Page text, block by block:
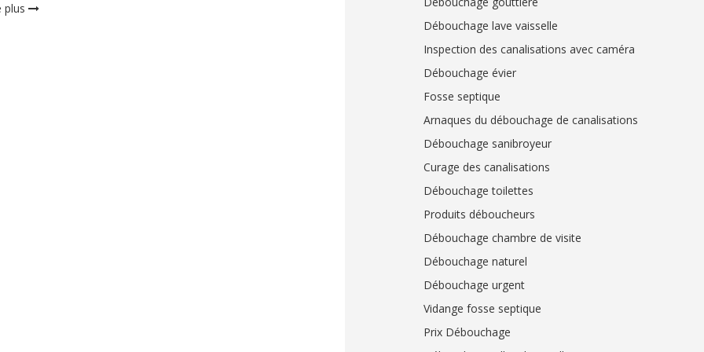
plus
Débouchage lave vaisselle
Inspection des canalisations avec caméra
Débouchage évier
Fosse septique
Arnaques du débouchage de canalisations
Débouchage sanibroyeur
Curage des canalisations
Débouchage toilettes
Produits déboucheurs
Débouchage chambre de visite
Débouchage naturel
Débouchage urgent
Vidange fosse septique
Prix Débouchage